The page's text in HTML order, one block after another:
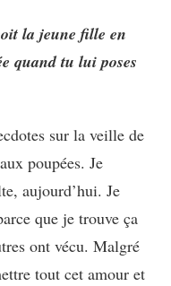
la jeune fille en
quand tu lui poses
sur la veille de
poupées. Je
aujourd’hui. Je
que je trouve ça
ont vécu. Malgré
tout cet amour et